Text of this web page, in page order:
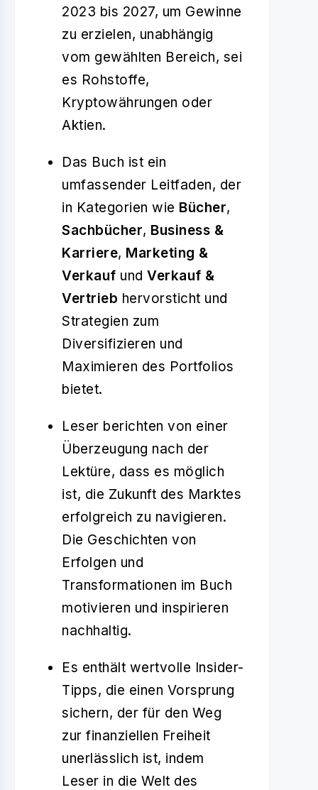
2023 bis 2027, um Gewinne
zu erzielen, unabhängig
vom gewählten Bereich, sei
es Rohstoffe,
Kryptowährungen oder
Aktien.
Das Buch ist ein
umfassender Leitfaden, der
in Kategorien wie Bücher,
Sachbücher, Business &
Karriere, Marketing &
Verkauf und Verkauf &
Vertrieb hervorsticht und
Strategien zum
Diversifizieren und
Maximieren des Portfolios
bietet.
Leser berichten von einer
Überzeugung nach der
Lektüre, dass es möglich
ist, die Zukunft des Marktes
erfolgreich zu navigieren.
Die Geschichten von
Erfolgen und
Transformationen im Buch
motivieren und inspirieren
nachhaltig.
Es enthält wertvolle Insider-
Tipps, die einen Vorsprung
sichern, der für den Weg
zur finanziellen Freiheit
unerlässlich ist, indem
Leser in die Welt des